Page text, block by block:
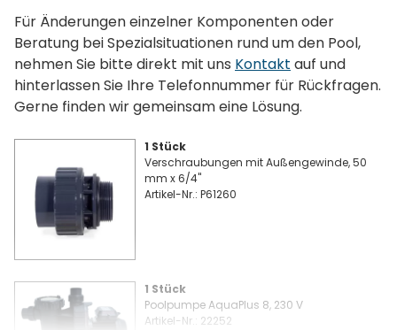
Für Änderungen einzelner Komponenten oder
Beratung bei Spezialsituationen rund um den Pool,
nehmen Sie bitte direkt mit uns Kontakt auf und
hinterlassen Sie Ihre Telefonnummer für Rückfragen.
Gerne finden wir gemeinsam eine Lösung.
1 Stück
Verschraubungen mit Außengewinde, 50
mm x 6/4"
Artikel-Nr.: P61260
1 Stück
Poolpumpe AquaPlus 8, 230 V
Artikel-Nr.: 22252